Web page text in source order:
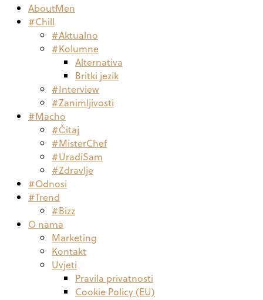
AboutMen
#Chill
#Aktualno
#Kolumne
Alternativa
Britki jezik
#Interview
#Zanimljivosti
#Macho
#Čitaj
#MisterChef
#UradiSam
#Zdravlje
#Odnosi
#Trend
#Bizz
O nama
Marketing
Kontakt
Uvjeti
Pravila privatnosti
Cookie Policy (EU)